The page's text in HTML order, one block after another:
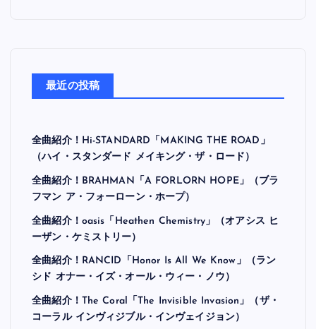
最近の投稿
全曲紹介！Hi-STANDARD「MAKING THE ROAD」
（ハイ・スタンダード メイキング・ザ・ロード）
全曲紹介！BRAHMAN「A FORLORN HOPE」（ブラ
フマン ア・フォーローン・ホープ）
全曲紹介！oasis「Heathen Chemistry」（オアシス ヒ
ーザン・ケミストリー）
全曲紹介！RANCID「Honor Is All We Know」（ラン
シド オナー・イズ・オール・ウィー・ノウ）
全曲紹介！The Coral「The Invisible Invasion」（ザ・
コーラル インヴィジブル・インヴェイジョン）